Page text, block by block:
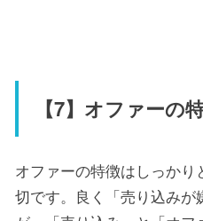
【7】オファーの
オファーの特徴はしっか
切です。良く「売り込み